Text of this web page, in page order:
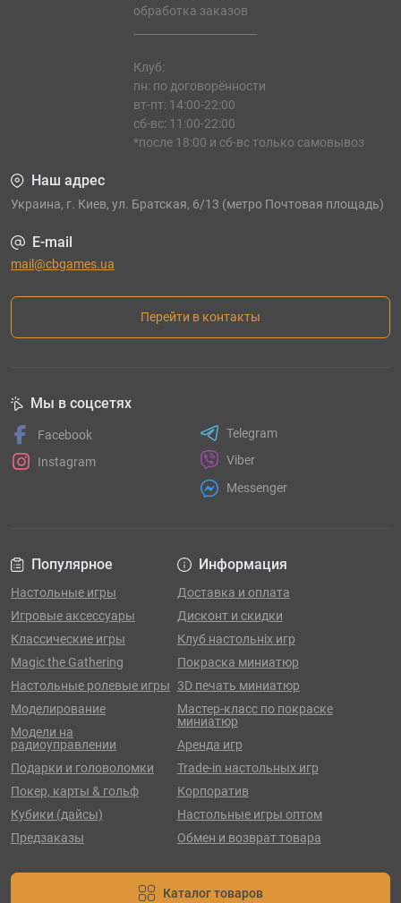
обработка заказов
Клуб:
пн: по договорённости
вт-пт: 14:00-22:00
сб-вс: 11:00-22:00
*после 18:00 и сб-вс только самовывоз
Наш адрес
Украина, г. Киев, ул. Братская, 6/13 (метро Почтовая площадь)
E-mail
mail@cbgames.ua
Перейти в контакты
Популярное
Настольные игры
Игровые аксессуары
Классические игры
Magic the Gathering
Настольные ролевые игры
Моделирование
Модели на
радиоуправлении
Подарки и головоломки
Покер, карты & гольф
Кубики (дайсы)
Предзаказы
Информация
Доставка и оплата
Дисконт и скидки
Клуб настольніх игр
Покраска миниатюр
3D печать миниатюр
Мастер-класс по покраске
миниатюр
Аренда игр
Trade-in настольных игр
Корпоратив
Настольные игры оптом
Обмен и возврат товара
Каталог товаров
Мы в соцсетях
Facebook
Instagram
Telegram
Viber
Messenger